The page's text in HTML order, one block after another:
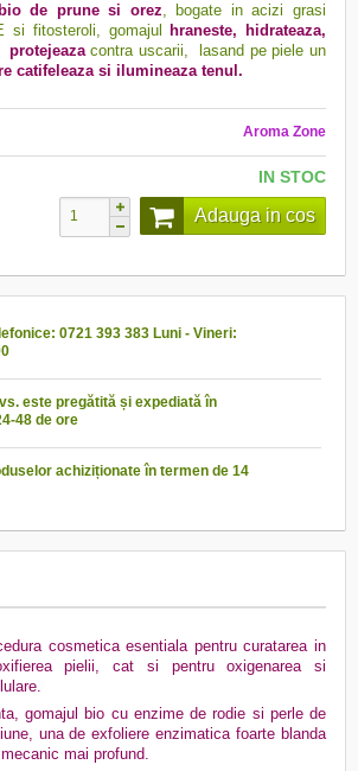
de prune si orez,
bogate in acizi grasi
si fitosteroli, gomajul
hraneste, hidrateaza,
protejeaza contra uscarii, lasand pe piele un
catifeleaza si ilumineaza tenul.
Aroma Zone
IN STOC
Adauga in cos
0721 393 383 Luni - Vineri:
este pregătită și expediată în
48 de ore
achiziționate în termen de 14
cosmetica esentiala pentru curatarea in
pielii, cat si pentru oxigenarea si
gomajul bio cu enzime de rodie si perle de
una de exfoliere enzimatica foarte blanda
mai profund.